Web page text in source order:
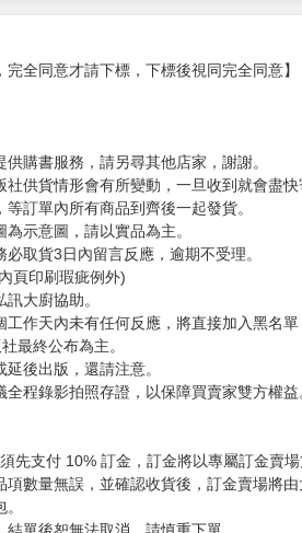
》。
国》、《不死者の弟子》的插畫，
的輕小說插畫。
全同意才請下標，下標後視同完全同意】
供購書服務，請另尋其他店家，謝謝。
訂單內所有商品到齊後一起發貨。
示意圖，請以實品為主。
取貨3日內留言反應，逾期不受理。
印刷瑕疵例外)
訊大廚協助。